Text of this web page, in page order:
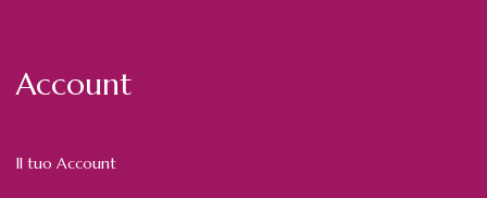
Account
Il tuo Account